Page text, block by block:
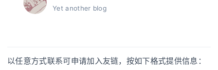
Yet another blog
以任意方式联系可申请加入友链，按如下格式提供信息：